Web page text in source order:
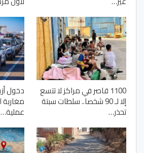
1100 قاصر في مراكز لا تتسع
إلا لـ 90 شخصا.. سلطات سبتة
تحذر…
مغاربة
عملية…